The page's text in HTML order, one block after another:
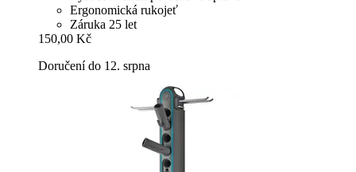
Ergonomická rukojeť
Záruka 25 let
150,00 Kč
Doručení do 12. srpna